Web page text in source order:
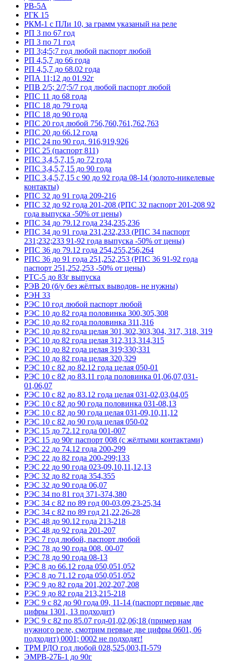
РВ-5А
РГК 15
РКМ-1 с ПЛи 10, за грамм указаный на реле
РП 3 по 67 год
РП 3 по 71 год
РП 3;4;5;7 год любой паспорт любой
РП 4,5,7 до 66 года
РП 4,5,7 до 68.02 года
РПА 11;12 до 01.92г
РПВ 2/5; 2/7;5/7 год любой паспорт любой
РПС 11 до 68 года
РПС 18 до 79 года
РПС 18 до 90 года
РПС 20 год любой 756,760,761,762,763
РПС 20 до 66.12 года
РПС 24 по 90 год. 916,919,926
РПС 25 (паспорт 811)
РПС 3,4,5,7,15 до 72 года
РПС 3,4,5,7,15 до 90 года
РПС 3,4,5,7,15 с 90 до 92 года 08-14 (золото-никелевые
контакты)
РПС 32 до 91 года 209-216
РПС 32 до 92 года 201-208 (РПС 32 паспорт 201-208 92
года выпуска -50% от цены)
РПС 34 до 79.12 года 234,235,236
РПС 34 до 91 года 231,232,233 (РПС 34 паспорт
231;232;233 91-92 года выпуска -50% от цены)
РПС 36 до 79.12 года 254,255,256,264
РПС 36 до 91 года 251,252,253 (РПС 36 91-92 года
паспорт 251,252,253 -50% от цены)
РТС-5 до 83г выпуска
РЭВ 20 (б/у без жёлтых выводов- не нужны)
РЭН 33
РЭС 10 год любой паспорт любой
РЭС 10 до 82 года половинка 300,305,308
РЭС 10 до 82 года половинка 311,316
РЭС 10 до 82 года целая 301,302,303,304, 317, 318, 319
РЭС 10 до 82 года целая 312,313,314,315
РЭС 10 до 82 года целая 319;330;331
РЭС 10 до 82 года целая 320,329
РЭС 10 с 82 до 82.12 года целая 050-01
РЭС 10 с 82 до 83.11 года половинка 01,06,07,031-
01,06,07
РЭС 10 с 82 до 83.12 года целая 031-02,03,04,05
РЭС 10 с 82 до 90 года половинка 031-08,13
РЭС 10 с 82 до 90 года целая 031-09,10,11,12
РЭС 10 с 82 до 90 года целая 050-02
РЭС 15 до 72.12 года 001-007
РЭС 15 до 90г паспорт 008 (с жёлтыми контактами)
РЭС 22 до 74.12 года 200-299
РЭС 22 до 82 года 200-299;133
РЭС 22 до 90 года 023-09,10,11,12,13
РЭС 32 до 82 года 354,355
РЭС 32 до 90 года 06,07
РЭС 34 по 81 год 371-374,380
РЭС 34 с 82 по 89 год 00-03,09,23-25,34
РЭС 34 с 82 по 89 год 21,22,26-28
РЭС 48 до 90.12 года 213-218
РЭС 48 до 92 года 201-207
РЭС 7 год любой, паспорт любой
РЭС 78 до 90 года 008, 00-07
РЭС 78 до 90 года 08-13
РЭС 8 до 66.12 года 050,051,052
РЭС 8 до 71.12 года 050,051,052
РЭС 9 до 82 года 201,202,207,208
РЭС 9 до 82 года 213,215-218
РЭС 9 с 82 до 90 года 09, 11-14 (паспорт первые две
цифры 1301, 13 подходит)
РЭС 9 с 82 по 85.07 год-01,02,06;18 (пример нам
нужного реле, смотрим первые две цифры 0601, 06
подходит) 0001; 0002 не подходят!
ТРМ РДО год любой 028,525,003,П-579
ЭМРВ-27Б-1 до 90г